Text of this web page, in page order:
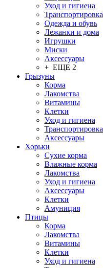
Уход и гигиена
Транспортировка
Одежда и обувь
Лежанки и дома
Игрушки
Миски
Аксессуары
+ ЕЩЕ 2
Грызуны
Корма
Лакомства
Витамины
Клетки
Уход и гигиена
Транспортировка
Аксессуары
Хорьки
Сухие корма
Влажные корма
Лакомства
Уход и гигиена
Аксессуары
Клетки
Амуниция
Птицы
Корма
Лакомства
Витамины
Клетки
Уход и гигиена